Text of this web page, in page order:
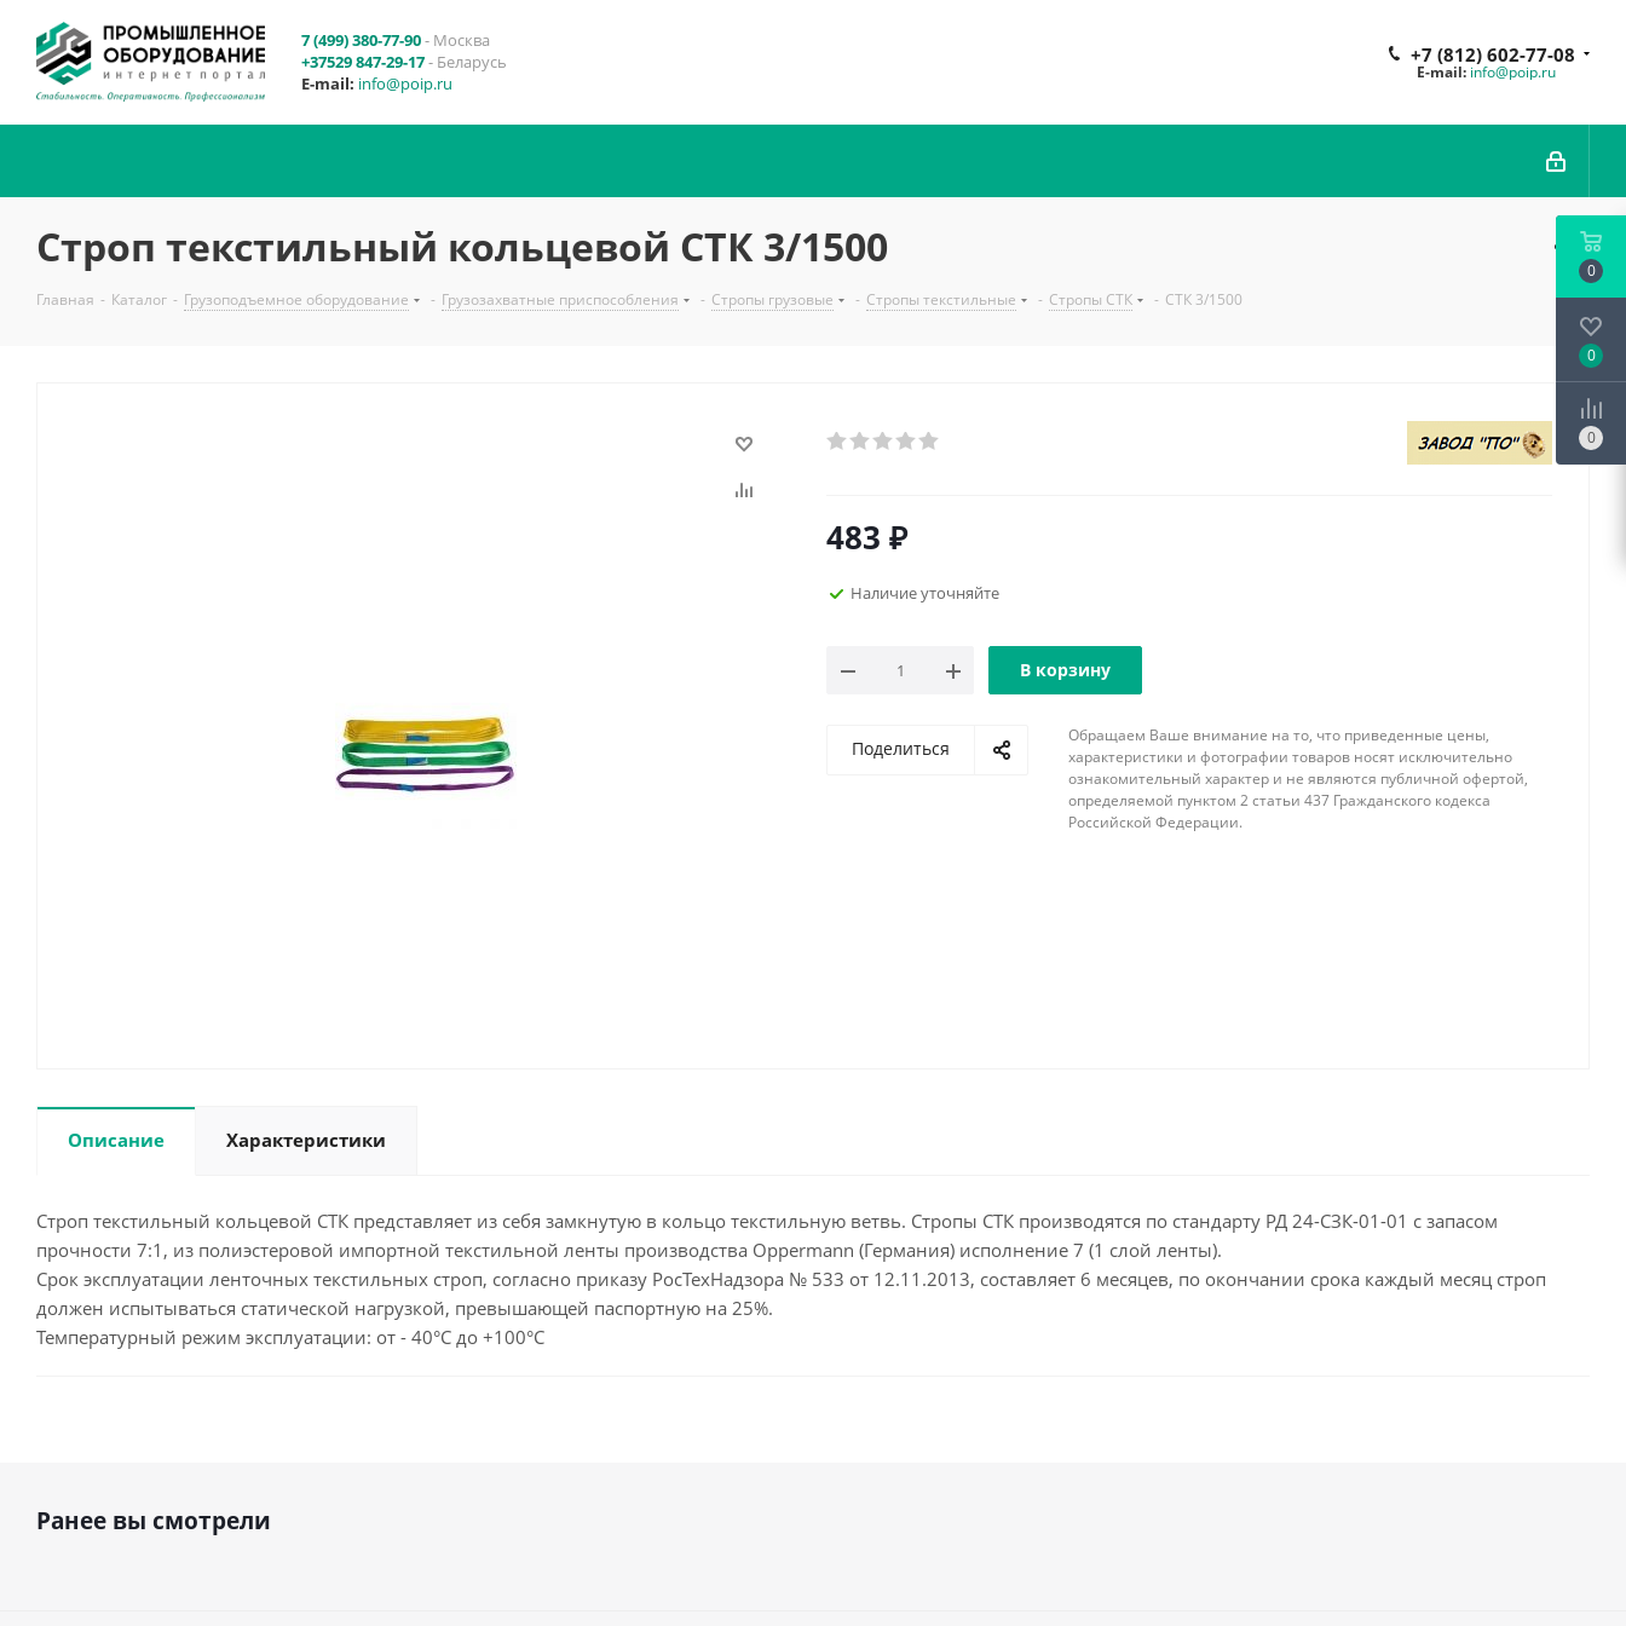
7 (499) 380-77-90- Москва
+37529 847-29-17- Беларусь
E-mail: info@poip.ru
+7 (812) 602-77-08
E-mail: info@poip.ru
Строп текстильный кольцевой СТК 3/1500
Главная - Каталог - Грузоподъемное оборудование - Грузозахватные приспособления - Стропы грузовые - Стропы текстильные - Стропы СТК - СТК 3/1500
483 ₽
Наличие уточняйте
В корзину
Поделиться
Обращаем Ваше внимание на то, что приведенные цены,
характеристики и фотографии товаров носят исключительно
ознакомительный характер и не являются публичной офертой,
определяемой пунктом 2 статьи 437 Гражданского кодекса
Российской Федерации.
Описание Характеристики
Строп текстильный кольцевой СТК представляет из себя замкнутую в кольцо текстильную ветвь. Стропы СТК производятся по стандарту РД 24-СЗК-01-01 с запасом
прочности 7:1, из полиэстеровой импортной текстильной ленты производства Oppermann (Германия) исполнение 7 (1 слой ленты).
Срок эксплуатации ленточных текстильных строп, согласно приказу РосТехНадзора № 533 от 12.11.2013, составляет 6 месяцев, по окончании срока каждый месяц строп
должен испытываться статической нагрузкой, превышающей паспортную на 25%.
Температурный режим эксплуатации: от - 40°С до +100°С
Ранее вы смотрели
0
0
0